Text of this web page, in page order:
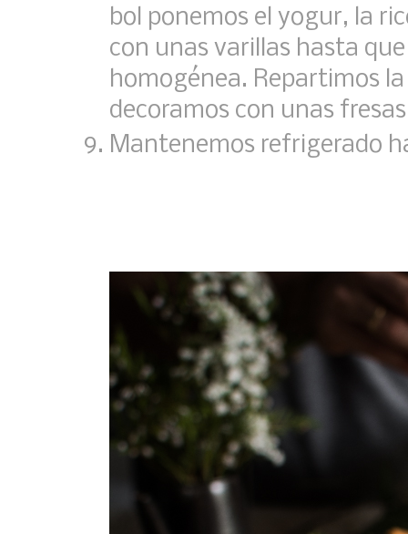
bol ponemos el yogur, la
con unas varillas hasta
homogénea. Repartimos
decoramos con unas
Mantenemos refrigerado